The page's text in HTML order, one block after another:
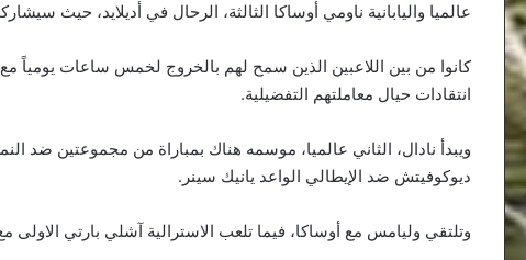
عالميا واليابانية ناومي أوساكا الثالثة، الرحال في أديلايد، حيث
كانوا من بين اللاعبين الذين سمح لهم بالخروج لخمس ساعات يومياً
انتقادات حيال معاملتهم التفضيلية.
ويبدأ نادال، الثاني عالميا، موسمه هناك بمباراة من مجموعتين ضد
ديوكوفيتش ضد الإيطالي الواعد يانيك سينر.
وتلتقي وليامس مع أوساكا، فيما تلعب الاسترالية آشلي بارتي الاولى مع